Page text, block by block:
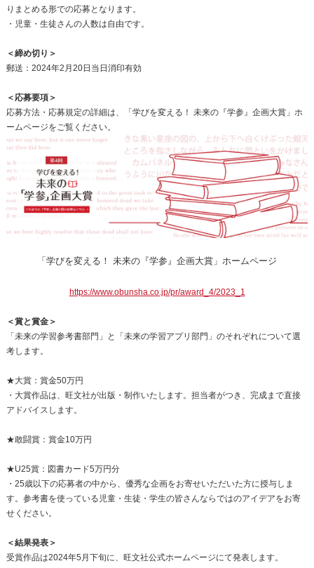
りまとめる形での応募となります。
・児童・生徒さんの人数は自由です。
＜締め切り＞
郵送：2024年2月20日当日消印有効
＜応募要項＞
応募方法・応募規定の詳細は、「学びを変える！ 未来の『学参』企画大賞」ホ
ームページをご覧ください。
「学びを変える！ 未来の『学参』企画大賞」ホームページ
https://www.obunsha.co.jp/pr/award_4/2023_1
＜賞と賞金＞
「未来の学習参考書部門」と「未来の学習アプリ部門」のそれぞれについて選
考します。
★大賞：賞金50万円
・大賞作品は、旺文社が出版・制作いたします。担当者がつき、完成まで直接
アドバイスします。
★敢闘賞：賞金10万円
★U25賞：図書カード5万円分
・25歳以下の応募者の中から、優秀な企画をお寄せいただいた方に授与しま
す。参考書を使っている児童・生徒・学生の皆さんならではのアイデアをお寄
せください。
＜結果発表＞
受賞作品は2024年5月下旬に、旺文社公式ホームページにて発表します。